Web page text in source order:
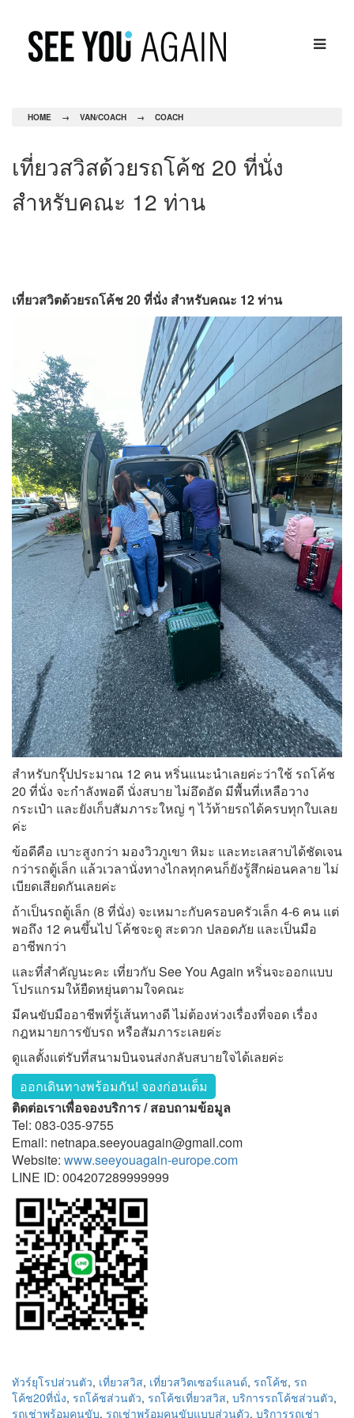
HOME → VAN/COACH → COACH
เที่ยวสวิสด้วยรถโค้ช 20 ที่นั่ง
สำหรับคณะ 12 ท่าน
เที่ยวสวิตด้วยรถโค้ช 20 ที่นั่ง สำหรับคณะ 12 ท่าน
สำหรับกรุ๊ปประมาณ 12 คน หริ่นแนะนำเลยค่ะว่าใช้ รถโค้ช
20 ที่นั่ง จะกำลังพอดี นั่งสบาย ไม่อึดอัด มีพื้นที่เหลือวาง
กระเป๋า และยังเก็บสัมภาระใหญ่ ๆ ไว้ท้ายรถได้ครบทุกใบเลย
ค่ะ
ข้อดีคือ เบาะสูงกว่า มองวิวภูเขา หิมะ และทะเลสาบได้ชัดเจน
กว่ารถตู้เล็ก แล้วเวลานั่งทางไกลทุกคนก็ยังรู้สึกผ่อนคลาย ไม่
เบียดเสียดกันเลยค่ะ
ถ้าเป็นรถตู้เล็ก (8 ที่นั่ง) จะเหมาะกับครอบครัวเล็ก 4-6 คน แต่
พอถึง 12 คนขึ้นไป โค้ชจะดู สะดวก ปลอดภัย และเป็นมือ
อาชีพกว่า
และที่สำคัญนะคะ เที่ยวกับ See You Again หริ่นจะออกแบบ
โปรแกรมให้ยืดหยุ่นตามใจคณะ
มีคนขับมืออาชีพที่รู้เส้นทางดี ไม่ต้องห่วงเรื่องที่จอด เรื่อง
กฎหมายการขับรถ หรือสัมภาระเลยค่ะ
ดูแลตั้งแต่รับที่สนามบินจนส่งกลับสบายใจได้เลยค่ะ
ออกเดินทางพร้อมกัน! จองก่อนเต็ม
ติดต่อเราเพื่อจองบริการ / สอบถามข้อมูล
Tel: 083-035-9755
Email: netnapa.seeyouagain@gmail.com
Website: www.seeyouagain-europe.com
LINE ID: 004207289999999
ทัวร์ยุโรปส่วนตัว, เที่ยวสวิส, เที่ยวสวิตเซอร์แลนด์, รถโค้ช, รถ
โค้ช20ที่นั่ง, รถโค้ชส่วนตัว, รถโค้ชเที่ยวสวิส, บริการรถโค้ชส่วนตัว,
รถเช่าพร้อมคนขับ, รถเช่าพร้อมคนขับแบบส่วนตัว, บริการรถเช่า